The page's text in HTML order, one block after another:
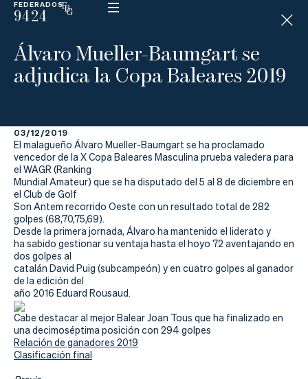
FEDERADOS
9424
ESP
N
D
C
La
Federación
Federarse
Jugar
Aprender
Actualidad
Tienda
Álvaro Mueller-Baumgart se
adjudica la Copa Baleares 2019
03/12/2019
El malagueño Álvaro Mueller-Baumgart se ha proclamado
vencedor de la X Copa Baleares Masculina prueba valedera para
el WAGR (Ranking
Mundial Amateur) que se ha disputado del 5 al 8 de diciembre en
el Club de Golf
Son Antem recorrido Oeste con un resultado total de 282
golpes (68,70,75,69).
Desde la primera jornada, Álvaro ha mantenido el liderato y
ha sabido gestionar su ventaja hasta el hoyo 72 aventajando en
dos golpes al
catalán David Puig (subcampeón) y en cuatro golpes al ganador
de la edición del
año 2016 Eduard Rousaud.
Cabe destacar al mejor Balear Joan Tous que ha finalizado en
una decimoséptima posición con 294 golpes
Relación de ganadores 2019
Clasificación final